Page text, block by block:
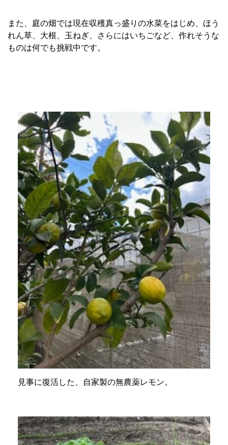
また、庭の畑では現在収穫真っ盛りの水菜をはじめ、ほう
れん草、大根、玉ねぎ、さらにはいちごなど、作れそうな
ものは何でも挑戦中です。
見事に復活した、自家製の無農薬レモン。